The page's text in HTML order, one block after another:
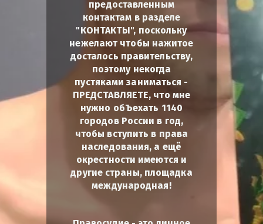
предоставленным
контактам в разделе
"КОНТАКТЫ", поскольку
нежелают чтобы нажитое
досталось правительству,
поэтому некогда
пустяками заниматься -
ПРЕДСТАВЛЯЕТЕ, что мне
нужно обЪехать 1140
городов России в год,
чтобы вступить в права
наследования, а ещё
окрестности имеются и
другие страны, площадка
международная!